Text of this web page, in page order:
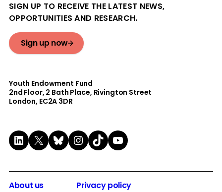
SIGN UP TO RECEIVE THE LATEST NEWS,
OPPORTUNITIES AND RESEARCH.
Sign up now
Youth Endowment Fund
2nd Floor​, 2 Bath Place, Rivington Street
London, EC2A 3DR
LinkedIn
X Bluesky
Instagram
TikTokYouTube
About us Privacy policy